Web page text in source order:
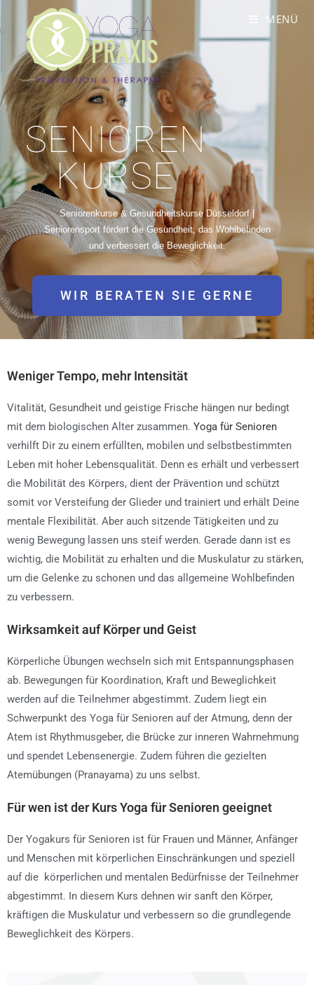
MENÜ
SENIOREN
KURSE
Seniorenkurse & Gesundheitskurse Düsseldorf |
Seniorensport fördert die Gesundheit, das Wohlbefinden
und verbessert die Beweglichkeit.
WIR BERATEN SIE GERNE
Weniger Tempo, mehr Intensität
Vitalität, Gesundheit und geistige Frische hängen nur bedingt
mit dem biologischen Alter zusammen. Yoga für Senioren
verhilft Dir zu einem erfüllten, mobilen und selbstbestimmten
Leben mit hoher Lebensqualität. Denn es erhält und verbessert
die Mobilität des Körpers, dient der Prävention und schützt
somit vor Versteifung der Glieder und trainiert und erhält Deine
mentale Flexibilität. Aber auch sitzende Tätigkeiten und zu
wenig Bewegung lassen uns steif werden. Gerade dann ist es
wichtig, die Mobilität zu erhalten und die Muskulatur zu stärken,
um die Gelenke zu schonen und das allgemeine Wohlbefinden
zu verbessern.
Wirksamkeit auf Körper und Geist
Körperliche Übungen wechseln sich mit Entspannungsphasen
ab. Bewegungen für Koordination, Kraft und Beweglichkeit
werden auf die Teilnehmer abgestimmt. Zudem liegt ein
Schwerpunkt des Yoga für Senioren auf der Atmung, denn der
Atem ist Rhythmusgeber, die Brücke zur inneren Wahrnehmung
und spendet Lebensenergie. Zudem führen die gezielten
Atemübungen (Pranayama) zu uns selbst.
Für wen ist der Kurs Yoga für Senioren geeignet
Der Yogakurs für Senioren ist für Frauen und Männer, Anfänger
und Menschen mit körperlichen Einschränkungen und speziell
auf die körperlichen und mentalen Bedürfnisse der Teilnehmer
abgestimmt. In diesem Kurs dehnen wir sanft den Körper,
kräftigen die Muskulatur und verbessern so die grundlegende
Beweglichkeit des Körpers.